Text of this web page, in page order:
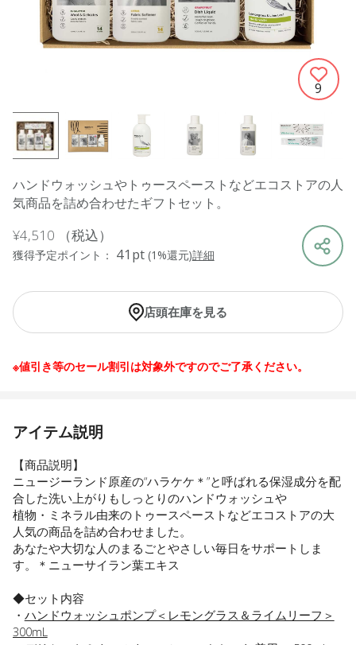
9
ハンドウォッシュやトゥースペーストなどエコストアの人
気商品を詰め合わせたギフトセット。
¥4,510 （税込）
獲得予定ポイント： 41pt (1%還元)詳細
店頭在庫を見る
※値引き等のセール割引は対象外ですのでご了承ください。
アイテム説明
【商品説明】
ニュージーランド原産の“ハラケケ＊”と呼ばれる保湿成分を配
合した洗い上がりもしっとりのハンドウォッシュや
植物・ミネラル由来のトゥースペーストなどエコストアの大
人気の商品を詰め合わせました。
あなたや大切な人のまるごとやさしい毎日をサポートしま
す。＊ニューサイラン葉エキス
◆セット内容
・ ハンドウォッシュポンプ＜レモングラス＆ライムリーフ＞
300mL